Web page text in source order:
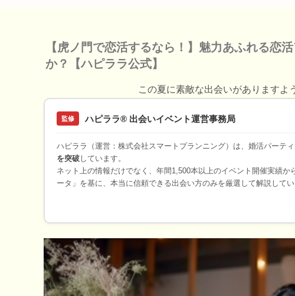
【虎ノ門で恋活するなら！】魅力あふれる恋
か？【ハピララ公式】
この夏に素敵な出会いがありますよ
監修 ハピララ® 出会いイベント運営事務局
ハピララ（運営：株式会社スマートプランニング）は、婚活パーテ
を突破 しています。
ネット上の情報だけでなく、年間1,500本以上のイベント開催実績
ータ」を基に、本当に信頼できる出会い方のみを厳選して解説してい